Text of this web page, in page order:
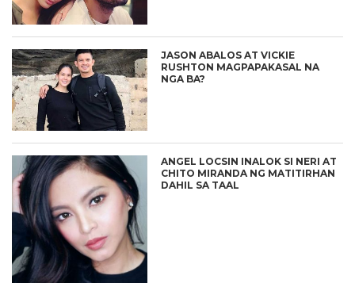
JASON ABALOS AT VICKIE
RUSHTON MAGPAPAKASAL NA
NGA BA?
ANGEL LOCSIN INALOK SI NERI AT
CHITO MIRANDA NG MATITIRHAN
DAHIL SA TAAL